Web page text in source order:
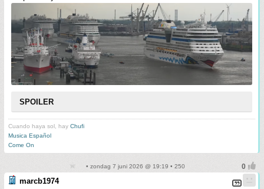
SPOILER
Cuando haya sol, hay Chufi
Musica Español
Come On
• zondag 7 juni 2026 @ 19:19 • 250
marcb1974